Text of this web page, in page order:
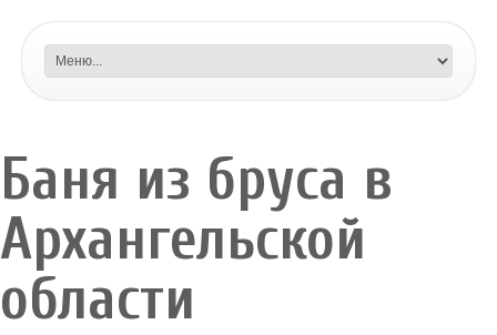
Баня из бруса в
Архангельской
области